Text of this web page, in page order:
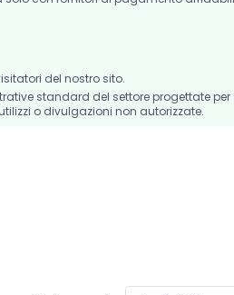
del nostro sito.
standard del settore progettate per
o divulgazioni non autorizzate.